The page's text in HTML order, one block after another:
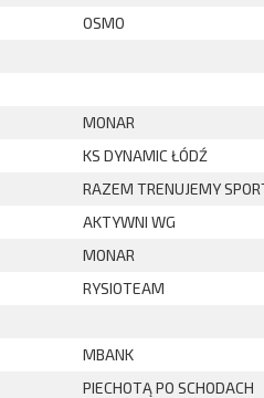
OSMO
MONAR
KS DYNAMIC ŁÓDŹ
RAZEM TRENUJEMY
AKTYWNI WG
MONAR
RYSIOTEAM
MBANK
PIECHOTĄ PO SCHODACH